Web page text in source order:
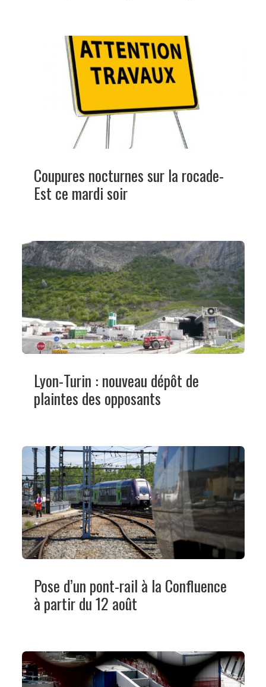
Coupures nocturnes sur la rocade-
Est ce mardi soir
Lyon-Turin : nouveau dépôt de
plaintes des opposants
Pose d’un pont-rail à la Confluence
à partir du 12 août